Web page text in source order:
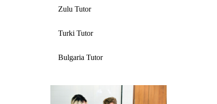
Zulu Tutor
Turki Tutor
Bulgaria Tutor